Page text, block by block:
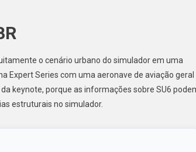
o cenário urbano do simulador em uma
Expert Series com uma aeronave de aviação geral
keynote, porque as informações sobre SU6
estruturais no simulador.